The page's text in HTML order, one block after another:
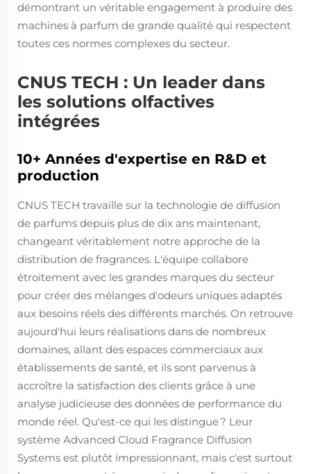
démontrant un véritable engagement à produire des
machines à parfum de grande qualité qui respectent
toutes ces normes complexes du secteur.
CNUS TECH : Un leader dans
les solutions olfactives
intégrées
10+ Années d'expertise en R&D et
production
CNUS TECH travaille sur la technologie de diffusion
de parfums depuis plus de dix ans maintenant,
changeant véritablement notre approche de la
distribution de fragrances. L'équipe collabore
étroitement avec les grandes marques du secteur
pour créer des mélanges d'odeurs uniques adaptés
aux besoins réels des différents marchés. On retrouve
aujourd'hui leurs réalisations dans de nombreux
domaines, allant des espaces commerciaux aux
établissements de santé, et ils sont parvenus à
accroître la satisfaction des clients grâce à une
analyse judicieuse des données de performance du
monde réel. Qu'est-ce qui les distingue ? Leur
système Advanced Cloud Fragrance Diffusion
Systems est plutôt impressionnant, mais c'est surtout